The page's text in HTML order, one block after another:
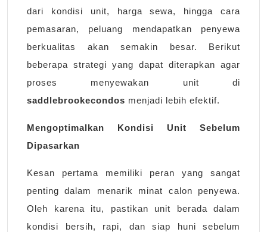
dari kondisi unit, harga sewa, hingga cara
pemasaran, peluang mendapatkan penyewa
berkualitas akan semakin besar. Berikut
beberapa strategi yang dapat diterapkan agar
proses menyewakan unit di
saddlebrookecondos menjadi lebih efektif.
Mengoptimalkan Kondisi Unit Sebelum
Dipasarkan
Kesan pertama memiliki peran yang sangat
penting dalam menarik minat calon penyewa.
Oleh karena itu, pastikan unit berada dalam
kondisi bersih, rapi, dan siap huni sebelum